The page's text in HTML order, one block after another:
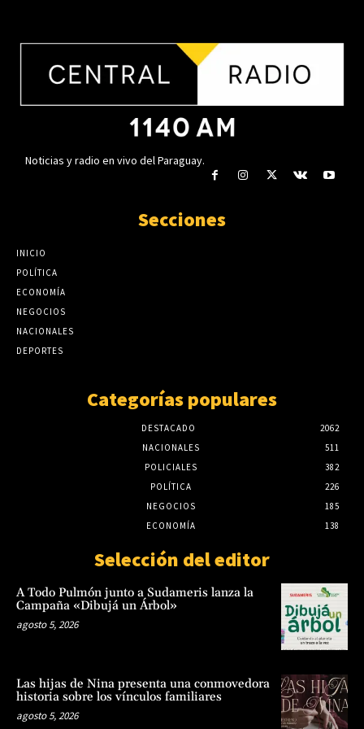
agosto 5, 2026
buscará la reelección al frente de
agosto 4, 2026
Noticias y radio en vivo del Paraguay.
Secciones
INICIO
POLÍTICA
ECONOMÍA
NEGOCIOS
NACIONALES
DEPORTES
Categorías populares
DESTACADO
2062
NACIONALES
511
POLICIALES
382
POLÍTICA
226
NEGOCIOS
185
ECONOMÍA
138
Selección del editor
A Todo Pulmón junto a Sudameris lanza la
Campaña «Dibujá un Árbol»
agosto 5, 2026
Las hijas de Nina presenta una conmovedora
historia sobre los vínculos familiares
agosto 5, 2026